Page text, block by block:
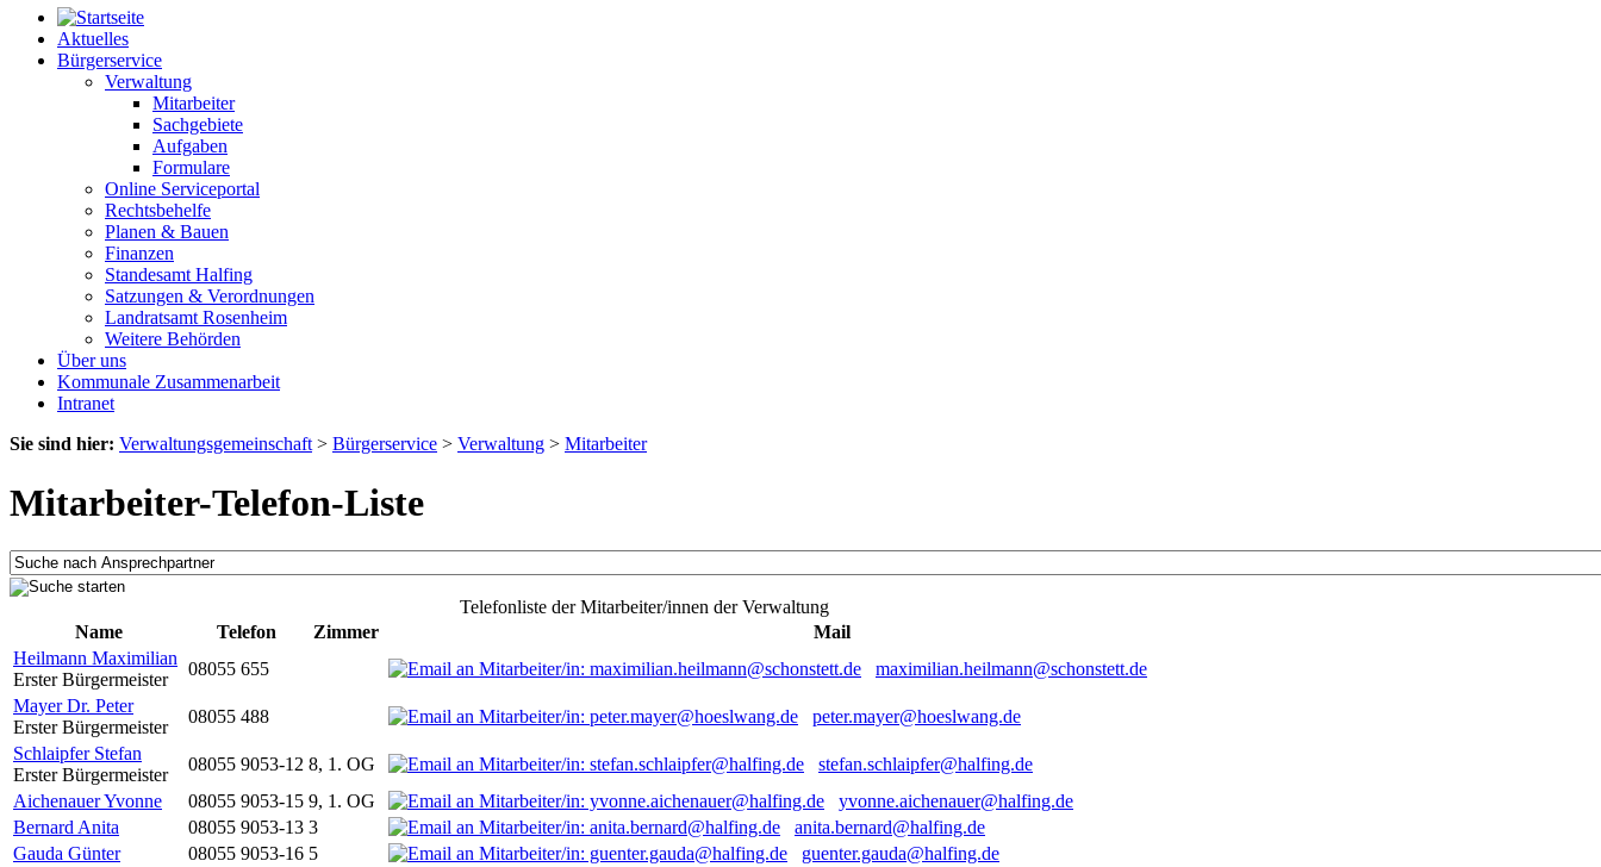
Aktuelles
Bürgerservice
Verwaltung
Mitarbeiter
Sachgebiete
Aufgaben
Formulare
Online Serviceportal
Rechtsbehelfe
Planen & Bauen
Finanzen
Standesamt Halfing
Satzungen & Verordnungen
Landratsamt Rosenheim
Weitere Behörden
Über uns
Kommunale Zusammenarbeit
Intranet
Sie sind hier: Verwaltungsgemeinschaft > Bürgerservice > Verwaltung > Mitarbeiter
Mitarbeiter-Telefon-Liste
Telefonliste der Mitarbeiter/innen der Verwaltung
Name
Telefon Zimmer
Mail
Heilmann Maximilian
Erster Bürgermeister
08055 655
maximilian.heilmann@schonstett.de
Mayer Dr. Peter
Erster Bürgermeister
08055 488
peter.mayer@hoeslwang.de
Schlaipfer Stefan
Erster Bürgermeister
08055 9053-12 8, 1. OG
stefan.schlaipfer@halfing.de
Aichenauer Yvonne
08055 9053-15 9, 1. OG
yvonne.aichenauer@halfing.de
Bernard Anita
08055 9053-13 3
anita.bernard@halfing.de
Gauda Günter
08055 9053-16 5
guenter.gauda@halfing.de